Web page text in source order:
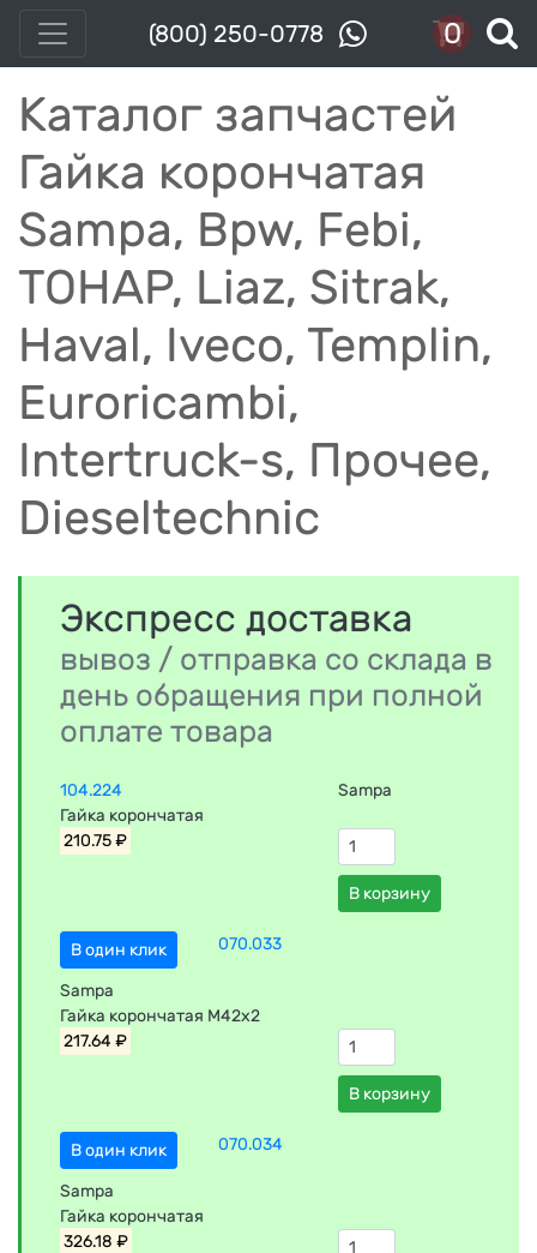
(800) 250-0778 0
Каталог запчастей
Гайка корончатая
Sampa, Bpw, Febi,
ТОНАР, Liaz, Sitrak,
Haval, Iveco, Templin,
Euroricambi,
Intertruck-s, Прочее,
Dieseltechnic
Экспресс доставка
вывоз / отправка со склада в
день обращения при полной
оплате товара
104.224
Sampa
Гайка корончатая
210.75 ₽
В корзину
В один клик 070.033
Sampa
Гайка корончатая М42х2
217.64 ₽
В корзину
В один клик 070.034
Sampa
Гайка корончатая
326.18 ₽